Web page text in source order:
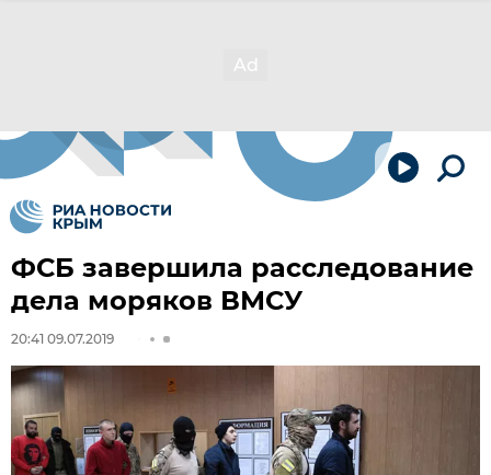
ФСБ завершила расследование
дела моряков ВМСУ
20:41 09.07.2019